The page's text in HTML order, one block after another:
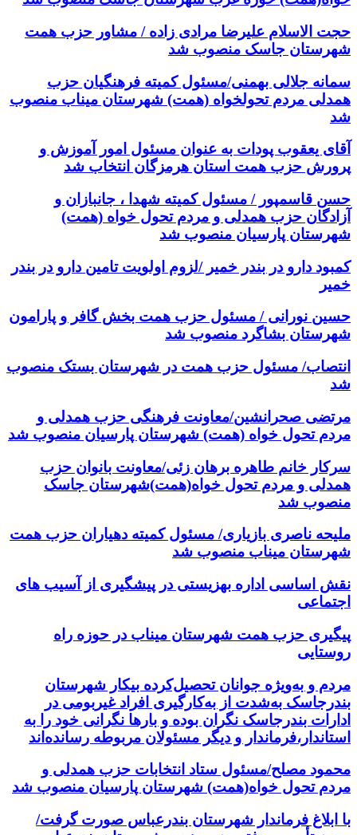
حجت الاسلام علیرضا مرادی زاده / مشاور حزب همت
شهرستان جاسک منصوب شد
سمانه جلالی بهمنی/مسئول کمیته فرهنگیان حزب
همدلی مردم تحولخواه (همت) شهرستان میناب منصوب
شد
آقای یعقوب پودات به عنوان مسئول امور آموزش و
پرورش حزب همت استان هرمزگان انتخاب شد
حسن قاسمپور / مسئول کمیته شهدا ، جانبازان و
آزادگان حزب همدلی و مردم تحول خواه (همت)
شهرستان پارسیان منصوب شد
کمبود دارو در بندر خمیر /لزوم اولویت تامین دارو در بندر
خمیر
حسین نورانی / مسئول حزب همت بخش گافر و پارامون
شهرستان بشاگرد منصوب شد
انتصاب/ مسئول حزب همت در شهرستان بستک منصوب
شد
مرتضی صحرانشین/معاونت فرهنگی حزب همدلی و
مردم تحول خواه (همت) شهرستان پارسیان منصوب شد
سرکار خانم طاهره برهان زئی/معاونت بانوان حزب
همدلی و مردم تحول خواه(همت)شهرستان جاسک
منصوب شد
ملیحه ناصری بازیاری/ مسئول کمیته دهیاران حزب همت
شهرستان میناب منصوب شد
نقش اساسی اداره بهزیستی در پیشگیری از آسیب های
اجتماعی
پیگیری حزب همت شهرستان میناب در حوزه راه
روستایی
مردم و به‌ویژه جوانان تحصیل‌کرده بیکار شهرستان
بندرجاسک به‌شدت از به‌کارگیری افراد غیربومی در
ادارات بندرجاسک نگران بوده و بارها نگرانی خود را به
استاندار،فرماندار و دیگر مسئولان مربوطه رسانده‌اند
محمود مصلح/مسئول ستاد انتخابات حزب همدلی و
مردم تحول خواه(همت) شهرستان پارسیان منصوب شد
با ابلاغ فرماندار شهرستان بندرعباس صورت گرفت/